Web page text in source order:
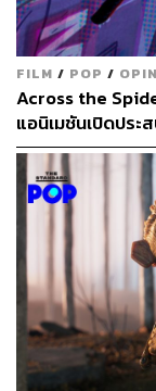
ไม่ใช่แค่พื้นฐานข
จะมีการตัดสลับไ
ตั้งแต่ความลำบา
ต้องแบกรับภาระท
ความหลังของไจ
‘รักร่วมเพศ’ อัน
จากการเหยียดสี
เธอมาตั้งแต่วันแ
ที่มาช่วยนางเอก
มอบให้เขาในทา
ทุกอย่างเพื่อรักษ
FILM / POP /
Across the
แอนิเมชันเปิดปร